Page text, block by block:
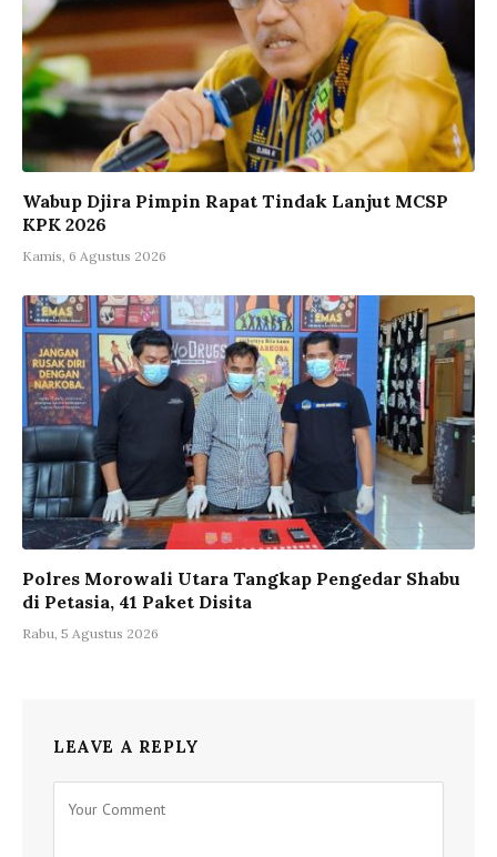
Wabup Djira Pimpin Rapat Tindak Lanjut MCSP
KPK 2026
Kamis, 6 Agustus 2026
Polres Morowali Utara Tangkap Pengedar Shabu
di Petasia, 41 Paket Disita
Rabu, 5 Agustus 2026
LEAVE A REPLY